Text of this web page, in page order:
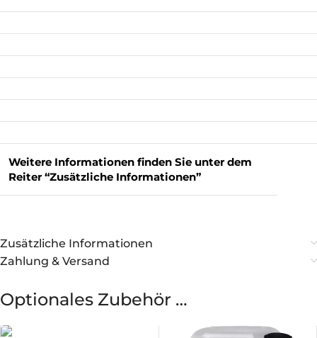
Weitere Informationen finden Sie unter dem
Reiter “Zusätzliche Informationen”
Zusätzliche Informationen
Zahlung & Versand
Optionales Zubehör …